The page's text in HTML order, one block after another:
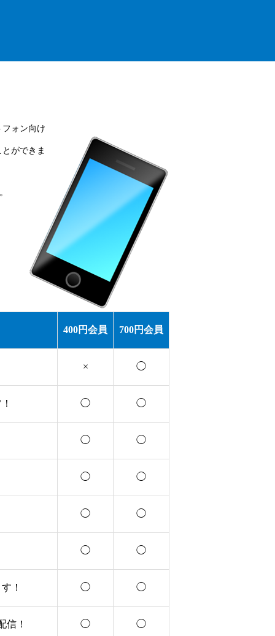
フォン向け
ができま
400円会員 700円会員
× ◯
◯ ◯
◯ ◯
◯ ◯
◯ ◯
◯ ◯
！ ◯ ◯
信！ ◯ ◯